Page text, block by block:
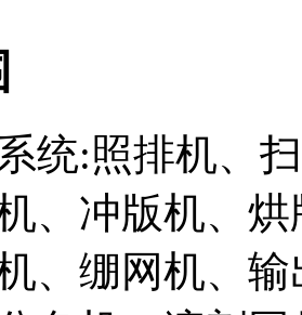
:照排机、扫
、冲版机、
、绷网机、